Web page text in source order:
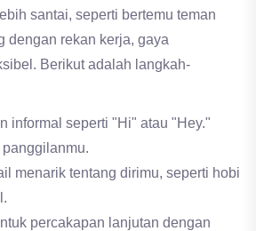
santai, seperti bertemu teman
dengan rekan kerja, gaya
Berikut adalah langkah-
informal seperti "Hi" atau "Hey."
menarik tentang dirimu, seperti hobi
percakapan lanjutan dengan